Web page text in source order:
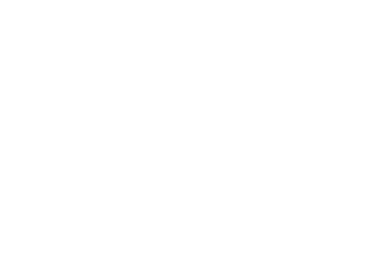
szakértők szerint három fontos